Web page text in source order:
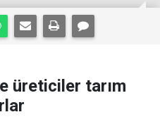
üreticiler tarım